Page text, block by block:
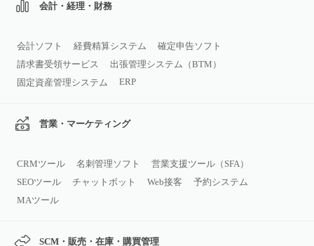
会計・経理・財務
会計ソフト 経費精算システム
確定申告ソフト
請求書受領サービス
出張管理システム（BTM）
固定資産管理システム
ERP
営業・マーケティング
CRMツール 名刺管理ソフト
営業支援ツール（SFA）
SEOツール
チャットボット Web接客
予約システム
MAツール
SCM・販売・在庫・購買管理